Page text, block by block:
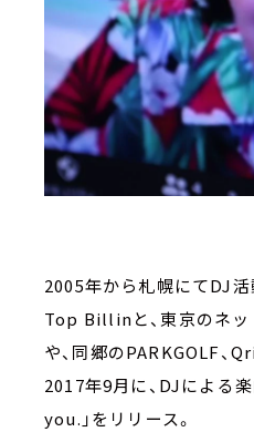
2005年から札幌にてDJ
Top Billinと、東京のネッ
や、同郷のPARKGOLF、
2017年9月に、DJによる
you.」をリリース。